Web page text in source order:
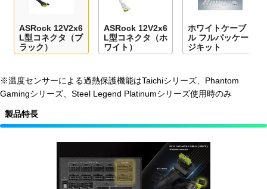
ASRock 12V2x6
L型コネクタ（ブ
ラック）
ASRock 12V2x6
L型コネクタ（ホ
ワイト）
ホワイトケーブ
ル フルパッケー
ジキット
※温度センサーによる過熱保護機能はTaichiシリーズ、Phantom
Gamingシリーズ、Steel Legend Platinumシリーズ使用時のみ
製品特長